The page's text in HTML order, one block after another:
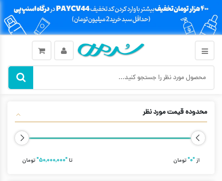
محدوده قیمت مورد نظر
از"۰" تومان تا"۵۰,۰۰۰,۰۰۰" تومان